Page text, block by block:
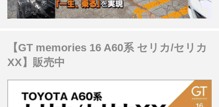
【GT memories 16 A60系 セリカ/セリカ
XX】販売中